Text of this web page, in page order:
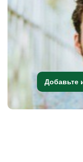
Добавьте